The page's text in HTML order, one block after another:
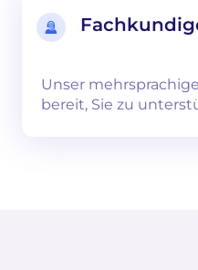
Unser
bereit, Sie zu